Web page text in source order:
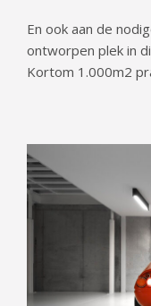
En ook aan de
ontworpen plek in
Kortom 1.000m2